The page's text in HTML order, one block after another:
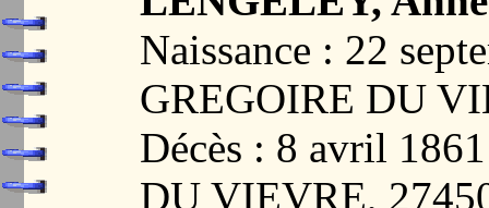
Naissance : 22
GREGOIRE DU
Décès : 8 avril
DU VIEVRE,